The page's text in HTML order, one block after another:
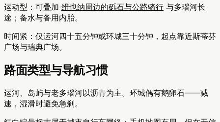
运动型：可叠加 维也纳周边的砾石与公路骑行 与多瑙河长
途；备水与备用内胎。
时间紧：仅运河四十五分钟或环城三十分钟，起点靠近斯蒂芬
广场与瑞典广场。
路面类型与导航习惯
运河、岛屿与老多瑙河以沥青为主。环城偶有鹅卵石——减
速，湿滑时避免急刹。